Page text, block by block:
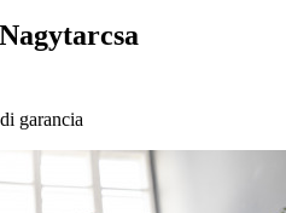
garancia